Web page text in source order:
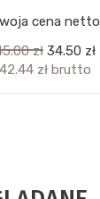
cena netto
zł 34.50 zł
42.44 zł brutto